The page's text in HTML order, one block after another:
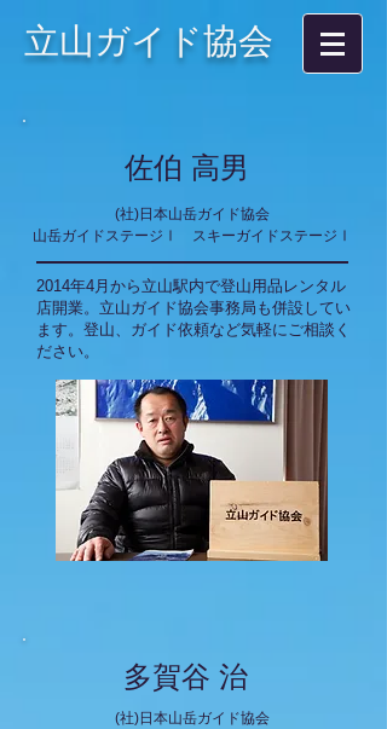
立山ガイド協会
佐伯 高男
(社)日本山岳ガイド協会
山岳ガイドステージⅠ スキーガイドステージⅠ
2014年4月から立山駅内で登山用品レンタル
店開業。立山ガイド協会事務局も併設してい
ます。登山、ガイド依頼など気軽にご相談く
ださい。
多賀谷 治
(社)日本山岳ガイド協会